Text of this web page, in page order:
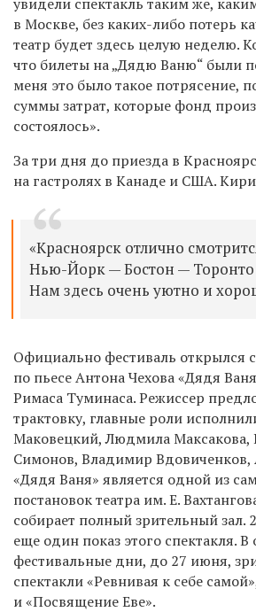
в Москве, без каких-либо потерь
театр будет здесь целую неделю.
что билеты на „Дядю Ваню“ были
меня это было такое потрясение,
суммы затрат, которые фонд
состоялось».
За три дня до приезда в
на гастролях в Канаде и США.
«Красноярск отлично
Нью-Йорк — Бостон — Торонто
Нам здесь очень уютно и
Официально фестиваль открылся
по пьесе Антона Чехова «Дядя
Римаса Туминаса. Режиссер
трактовку, главные роли
Маковецкий, Людмила Максакова,
Симонов, Владимир Вдовиченков,
«Дядя Ваня» является одной из
постановок театра им. Е.
собирает полный зрительный зал.
еще один показ этого спектакля. В
фестивальные дни, до 27 июня,
спектакли «Ревнивая к себе
и «Посвящение Еве».